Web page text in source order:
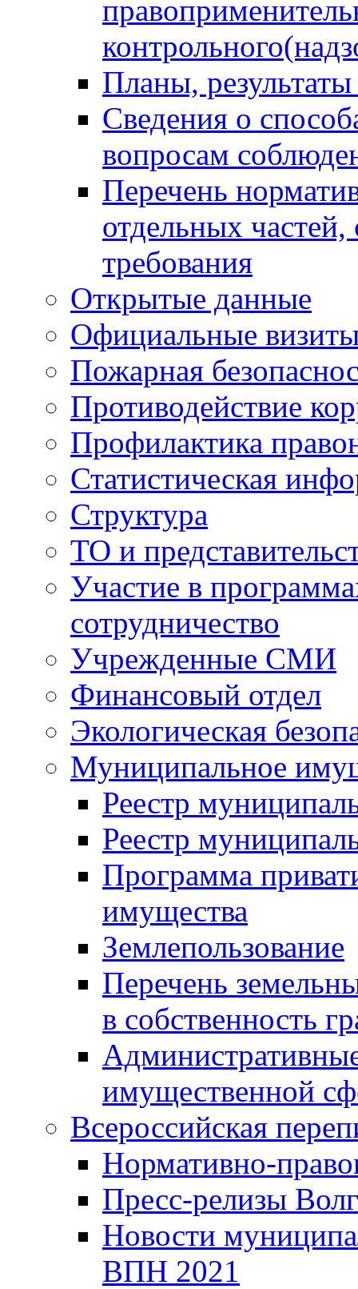
Планы,
Сведения о
вопросам
Перечень
отдельных
требования
Открытые данные
Официальные
Пожарная
Противодействие
Профилактика
Статистическая
Структура
ТО и
Участие в
сотрудничество
Учрежденные СМИ
Финансовый отдел
Экологическая
Муниципальное
Реестр
Реестр
Программа
имущества
Землепользование
Перечень
в собственность
имущественной
Всероссийская
Нормативно-
Пресс-релизы
Новости
ВПН 2021